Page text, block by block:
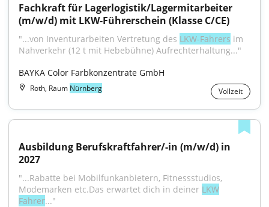
Fachkraft für Lagerlogistik/Lagermitarbeiter
(m/w/d) mit LKW-Führerschein (Klasse C/CE)
"...von Inventurarbeiten Vertretung des LKW-Fahrers im
Nahverkehr (12 t mit Hebebühne) Aufrechterhaltung..."
BAYKA Color Farbkonzentrate GmbH
Roth, Raum Nürnberg Vollzeit
Ausbildung Berufskraftfahrer/-in (m/w/d) in
2027
"...Rabatte bei Mobilfunkanbietern, Fitnessstudios,
Modemarken etc.Das erwartet dich in deiner LKW
Fahrer..."